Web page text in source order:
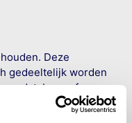
Deze
gedeeltelijk worden
database of op
zonder